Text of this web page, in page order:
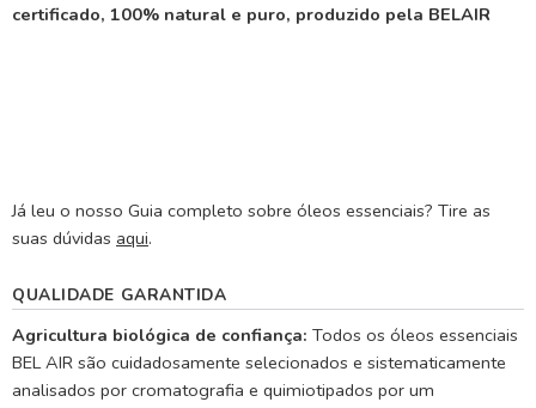
certificado, 100% natural e puro, produzido pela BELAIR
Já leu o nosso Guia completo sobre óleos essenciais? Tire as
suas dúvidas aqui.
QUALIDADE GARANTIDA
Agricultura biológica de confiança: Todos os óleos essenciais
BEL AIR são cuidadosamente selecionados e sistematicamente
analisados por cromatografia e quimiotipados por um